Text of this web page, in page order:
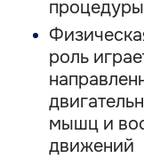
роль
мышц и
движений